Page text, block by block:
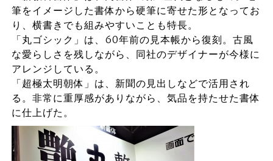
筆をイメージした書体から硬筆に寄せた形となってお
り、横書きでも組みやすいことも特長。
「丸ゴシック」は、60年前の見本帳から復刻。古風
な愛らしさを残しながら、同社のデザイナーが今様に
アレンジしている。
「超極太明朝体」は、新聞の見出しなどで活用され
る。非常に重厚感がありながら、気品を持たせた書体
に仕上げた。